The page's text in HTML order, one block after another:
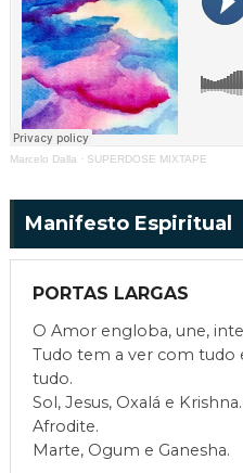
Marcelo Dalla · SUPERDOSE MIXTAPE
Manifesto Espiritual
PORTAS LARGAS
O Amor engloba, une,
Tudo tem a ver com tudo
tudo.
Sol, Jesus, Oxalá e
Afrodite.
Marte, Ogum e Ganesha.